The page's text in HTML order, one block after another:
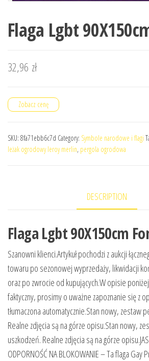
Flaga Lgbt
32,96 zł
Zobacz cenę
SKU: 8fa71ebb6c7d Category: Symbole narodowe i flagi
leżak ogrodowy leroy merlin, pergola ogrodowa
DESCRIPTION
Flaga Lgbt 90X150cm
Szanowni klienci.Artykuł pochodzi z aukcji
towaru po sezonowej wyprzedaży, likwidacji
oraz po zwrocie od kupujących.W opisie
faktyczny, prosimy o uważne zapoznanie się z
tłumaczona automatycznie.Stan nowy, zestaw
Realne zdjęcia są na górze opisu.Stan nowy,
uszkodzeń. Realne zdjęcia są na górze
ODPORNOŚĆ NA BLOKOWANIE – Ta flaga